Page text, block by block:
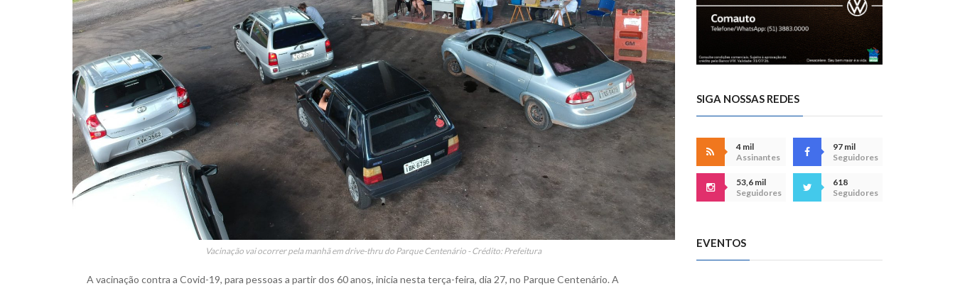
Vacinação vai ocorrer pela manhã em drive-thru do Parque Centenário - Crédito: Prefeitura
A vacinação contra a Covid-19, para pessoas a partir dos 60 anos, inicia nesta terça-feira, dia 27, no Parque Centenário. A
SIGA NOSSAS REDES
4 mil
Assinantes
97 mil
Seguidores
53,6 mil
Seguidores
618
Seguidores
EVENTOS